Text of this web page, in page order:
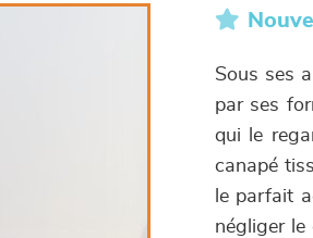
Sous ses
par ses
qui le
canapé
le parfait
négliger le